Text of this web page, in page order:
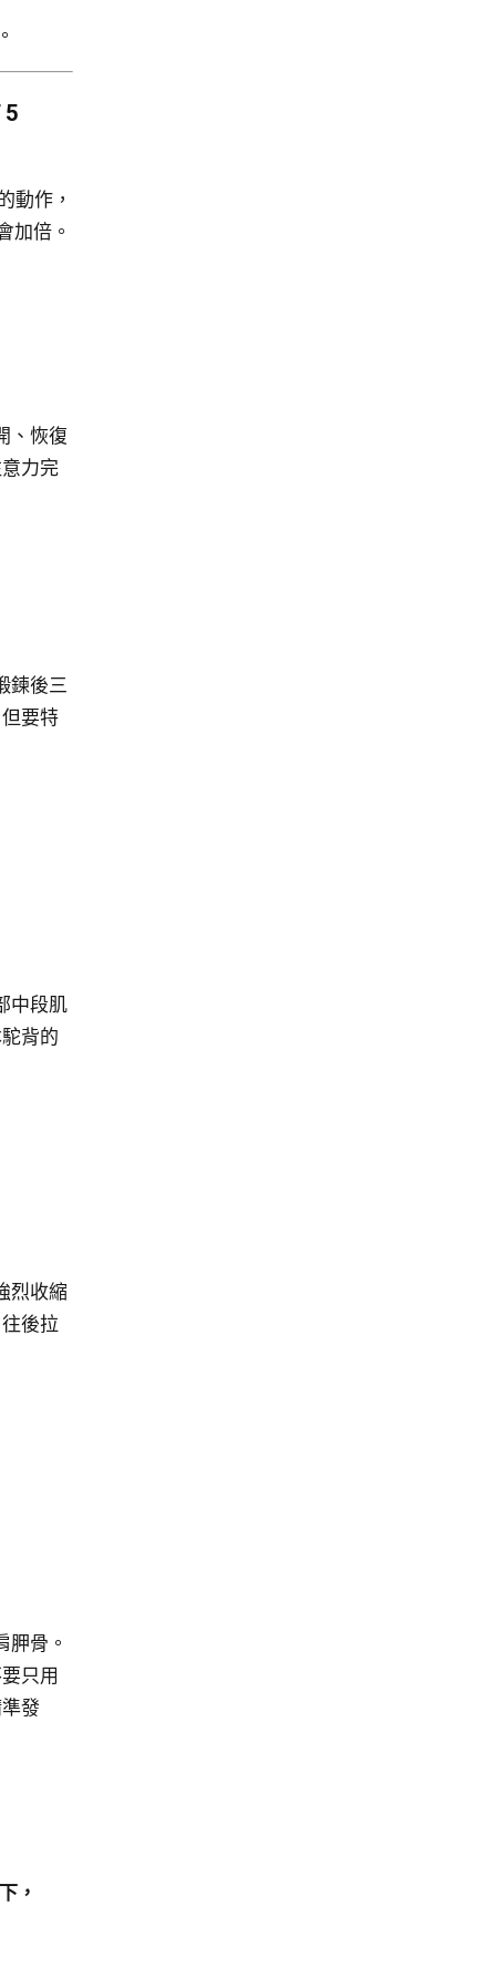
5
動作，
加倍。
、恢復
力完
鍊後三
要特
中段肌
背的
烈收縮
後拉
胛骨。
只用
發
，